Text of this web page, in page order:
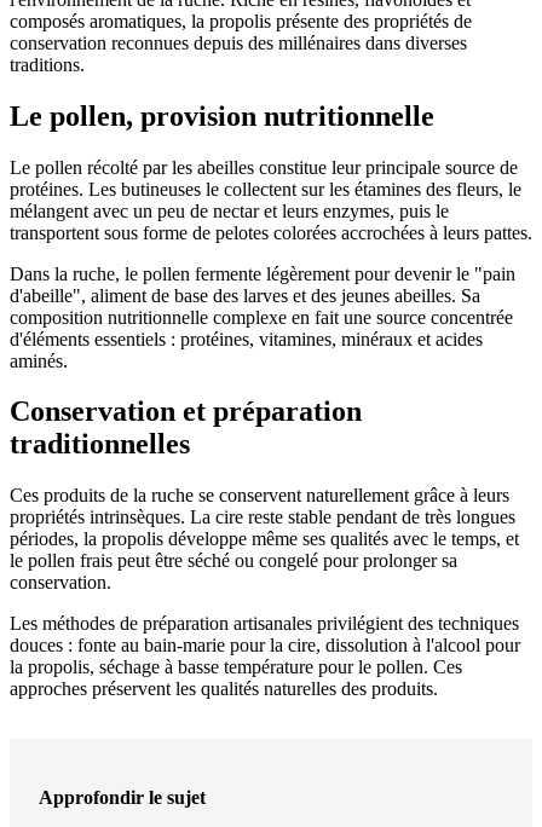
composés aromatiques, la propolis présente des propriétés de
conservation reconnues depuis des millénaires dans diverses
traditions.
Le pollen, provision nutritionnelle
Le pollen récolté par les abeilles constitue leur principale source de
protéines. Les butineuses le collectent sur les étamines des fleurs, le
mélangent avec un peu de nectar et leurs enzymes, puis le
transportent sous forme de pelotes colorées accrochées à leurs pattes.
Dans la ruche, le pollen fermente légèrement pour devenir le "pain
d'abeille", aliment de base des larves et des jeunes abeilles. Sa
composition nutritionnelle complexe en fait une source concentrée
d'éléments essentiels : protéines, vitamines, minéraux et acides
aminés.
Conservation et préparation
traditionnelles
Ces produits de la ruche se conservent naturellement grâce à leurs
propriétés intrinsèques. La cire reste stable pendant de très longues
périodes, la propolis développe même ses qualités avec le temps, et
le pollen frais peut être séché ou congelé pour prolonger sa
conservation.
Les méthodes de préparation artisanales privilégient des techniques
douces : fonte au bain-marie pour la cire, dissolution à l'alcool pour
la propolis, séchage à basse température pour le pollen. Ces
approches préservent les qualités naturelles des produits.
Approfondir le sujet